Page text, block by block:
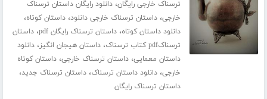
ترسناک خارجی رایگان،دانلود رایگان داستان ترسناک
خارجی،داستان ترسناک خارجی دانلود،داستان کوتاه،
دانلود داستان کوتاه،داستان ترسناک رایگان pdf ،داستان
ترسناکpdf کتاب ترسناک
،داستان هیجان انگیز،دانلود
داستان معمایی،داستان ترسناک خارجی،داستان کوتاه
خارجی،دانلود داستان ترسناک،داستان ترسناک جدید،
داستان ترسناک رایگان